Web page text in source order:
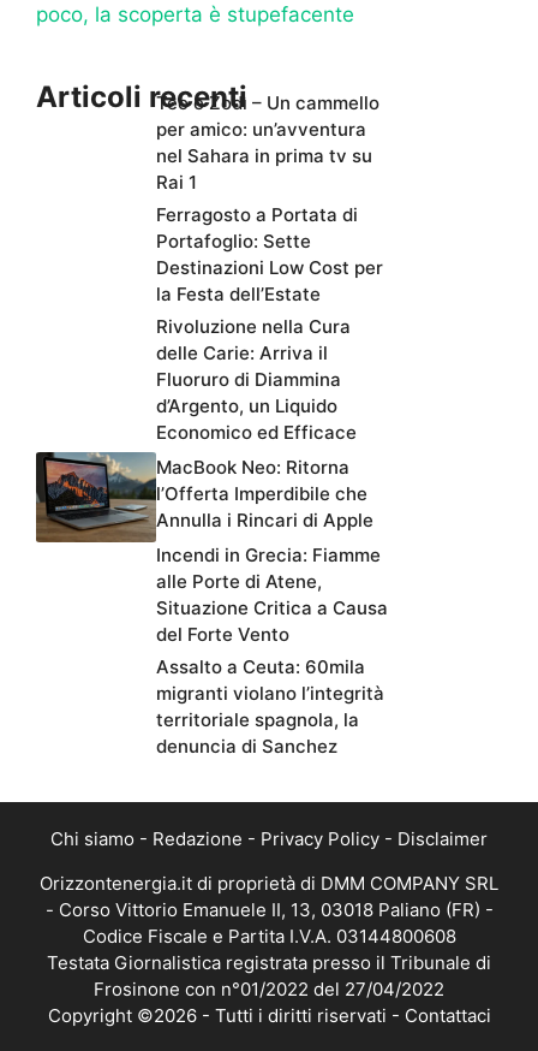
poco, la scoperta è stupefacente
Articoli recentiTeo e Zodì – Un cammello
per amico: un’avventura
nel Sahara in prima tv su
Rai 1
Ferragosto a Portata di
Portafoglio: Sette
Destinazioni Low Cost per
la Festa dell’Estate
Rivoluzione nella Cura
delle Carie: Arriva il
Fluoruro di Diammina
d’Argento, un Liquido
Economico ed Efficace
MacBook Neo: Ritorna
l’Offerta Imperdibile che
Annulla i Rincari di Apple
Incendi in Grecia: Fiamme
alle Porte di Atene,
Situazione Critica a Causa
del Forte Vento
Assalto a Ceuta: 60mila
migranti violano l’integrità
territoriale spagnola, la
denuncia di Sanchez
Chi siamo - Redazione - Privacy Policy - Disclaimer
Orizzontenergia.it di proprietà di DMM COMPANY SRL
- Corso Vittorio Emanuele II, 13, 03018 Paliano (FR) -
Codice Fiscale e Partita I.V.A. 03144800608
Testata Giornalistica registrata presso il Tribunale di
Frosinone con n°01/2022 del 27/04/2022
Copyright ©2026 - Tutti i diritti riservati - Contattaci